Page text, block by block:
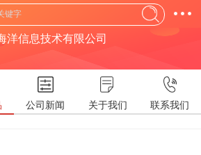
洋信息技术有限公司
公司新闻 关于我们 联系我们